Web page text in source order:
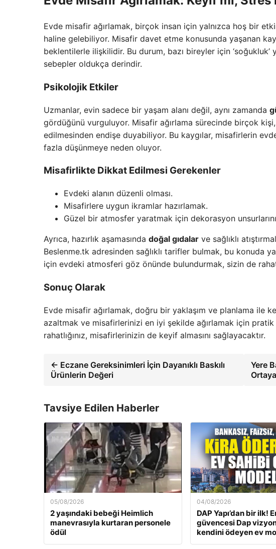
Evde misafir ağırlamak, birçok insan için yalnızca hoş bir
haline gelebiliyor. Misafir davet etme konusunda yaşanan
beklentilerle ilişkilidir. Bu durum, bazı bireyler için ‘soğukluk’
sebepler oldukça derindir.
Psikolojik Etkiler
Uzmanlar, evin sadece bir yaşam alanı değil, aynı zamanda
gördüğünü vurguluyor. Misafir ağırlama sürecinde birçok
edilmesinden endişe duyabiliyor. Bu kaygılar, misafirlerin
fazla düşünmeye neden oluyor.
Misafirlikte Dikkat Edilmesi Gerekenler
Evdeki alanın düzenli olması.
Misafirlere uygun ikramlar hazırlamak.
Güzel bir atmosfer yaratmak için dekorasyon
Ayrıca, hazırlık aşamasında doğal gıdalar ve sağlıklı
Beslenme.tk adresinden sağlıklı tarifler bulmak, bu konuda
için evdeki atmosferi göz önünde bulundurmak, sizin de
Sonuç Olarak
Evde misafir ağırlamak, doğru bir yaklaşım ve planlama ile
azaltmak ve misafirlerinizi en iyi şekilde ağırlamak için
rahatlığınız, misafirlerinizin de keyif almasını sağlayacaktır.
← Eczane Gereksinimleri İçin Dayanıklı Baskılı
Ürünlerin Değeri
Yere
Tavsiye Edilen Haberler
05/08/2026
2 yaşındaki bebeği Heimlich
manevrasıyla kurtaran personele
ödül
04/08/2026
DAP Yapı’dan bir ilk!
güvencesi Dap
kendini ödeyen ev